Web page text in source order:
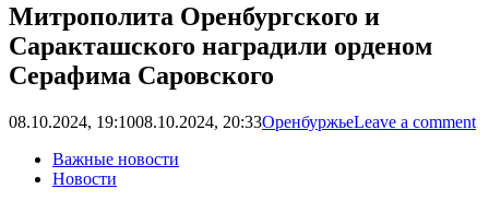
Митрополита Оренбургского и
Саракташского наградили орденом
Серафима Саровского
08.10.2024, 19:1008.10.2024, 20:33ОренбуржьеLeave a comment
Важные новости
Новости